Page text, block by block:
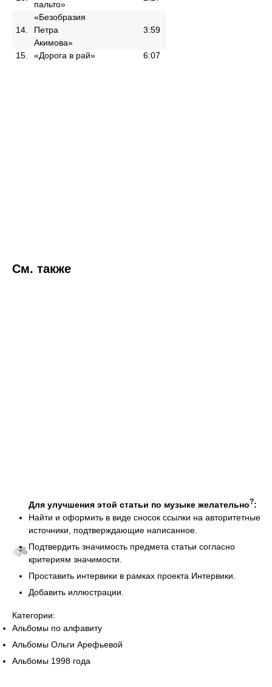
пальто»
14.
«Безобразия
Петра
Акимова»
3:59
15. «Дорога в рай» 6:07
См. также
Для улучшения этой статьи по музыке желательно?:
Найти и оформить в виде сносок ссылки на авторитетные
источники, подтверждающие написанное.
Подтвердить значимость предмета статьи согласно
критериям значимости.
Проставить интервики в рамках проекта Интервики.
Добавить иллюстрации.
Категории:
Альбомы по алфавиту
Альбомы Ольги Арефьевой
Альбомы 1998 года